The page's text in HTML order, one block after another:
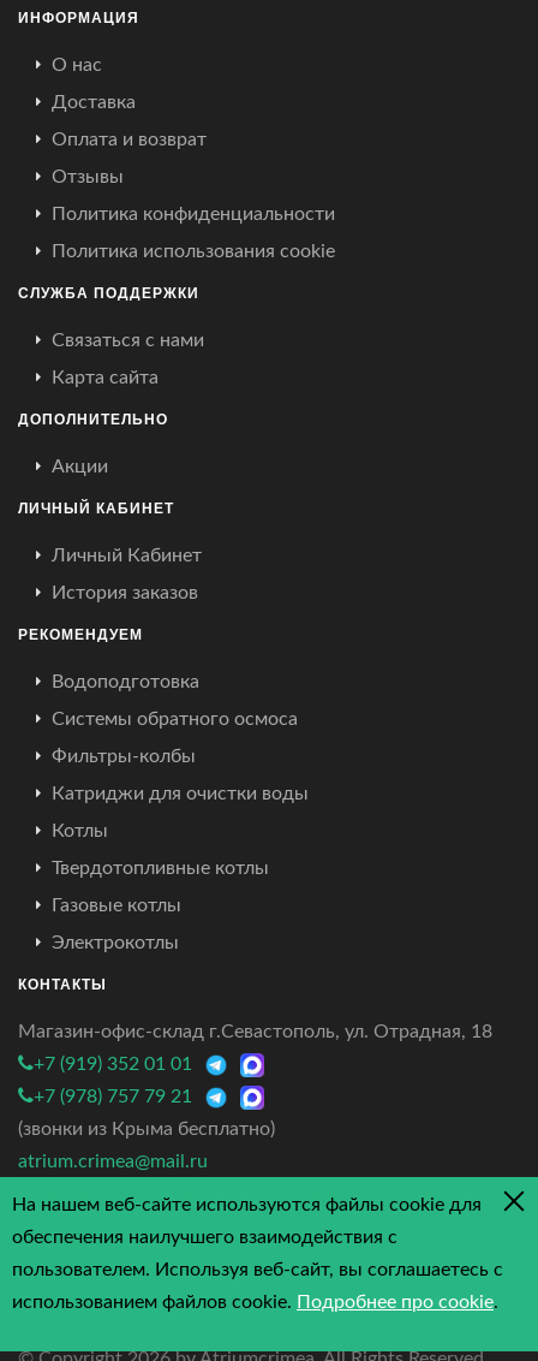
ИНФОРМАЦИЯ
О нас
Доставка
Оплата и возврат
Отзывы
Политика конфиденциальности
Политика использования cookie
СЛУЖБА ПОДДЕРЖКИ
Связаться с нами
Карта сайта
ДОПОЛНИТЕЛЬНО
Акции
ЛИЧНЫЙ КАБИНЕТ
Личный Кабинет
История заказов
РЕКОМЕНДУЕМ
Водоподготовка
Системы обратного осмоса
Фильтры-колбы
Катриджи для очистки воды
Котлы
Твердотопливные котлы
Газовые котлы
Электрокотлы
КОНТАКТЫ
Магазин-офис-склад г.Севастополь, ул. Отрадная, 18
+7 (919) 352 01 01
+7 (978) 757 79 21
(звонки из Крыма бесплатно)
atrium.crimea@mail.ru
4.7/5 - 3 отзыва
На нашем веб-сайте используются файлы cookie для
обеспечения наилучшего взаимодействия с
пользователем. Используя веб-сайт, вы соглашаетесь с
использованием файлов cookie. Подробнее про cookie.